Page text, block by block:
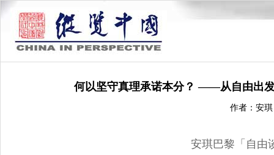
何以坚守真理承诺本分？ ――从自由出
作者：安琪
安琪巴黎「自由